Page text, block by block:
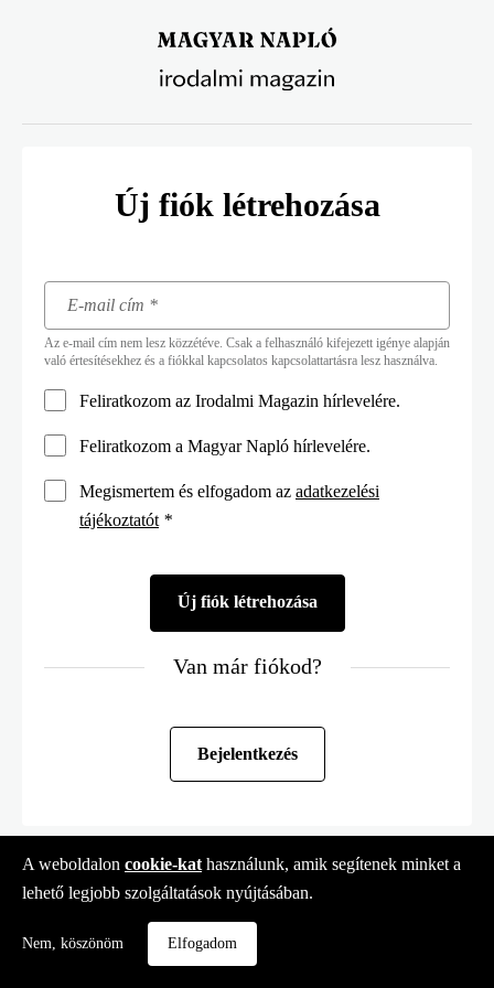
Új fiók létrehozása
Az e-mail cím nem lesz közzétéve. Csak a felhasználó kifejezett igénye alapján
való értesítésekhez és a fiókkal kapcsolatos kapcsolattartásra lesz használva.
Feliratkozom az Irodalmi Magazin hírlevelére.
Feliratkozom a Magyar Napló hírlevelére.
Megismertem és elfogadom az adatkezelési
tájékoztatót*
Van már fiókod?
Bejelentkezés
A weboldalon cookie-kat használunk, amik segítenek minket a
lehető legjobb szolgáltatások nyújtásában.
Nem, köszönöm Elfogadom